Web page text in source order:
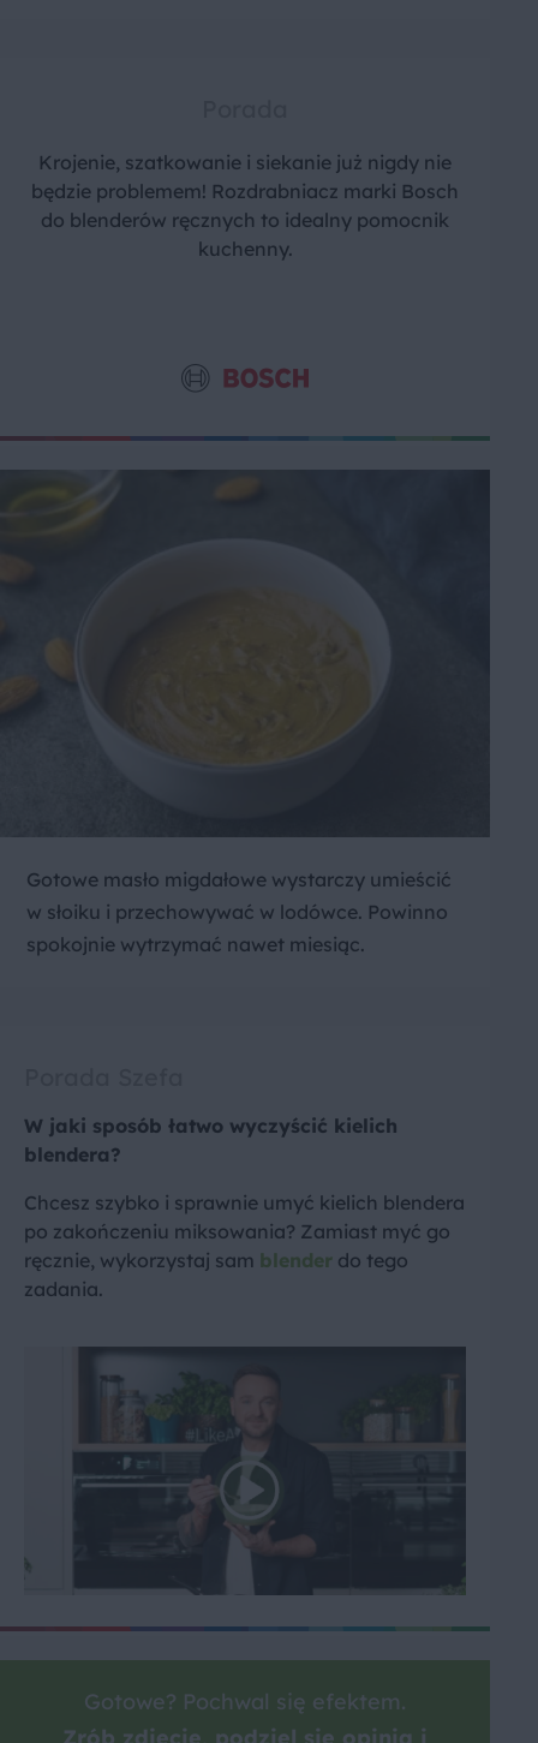
Krojenie, szatkowanie i siekanie już nigdy nie
będzie problemem! Rozdrabniacz marki Bosch
do blenderów ręcznych to idealny pomocnik
kuchenny.
Gotowe masło migdałowe wystarczy umieścić
w słoiku i przechowywać w lodówce. Powinno
spokojnie wytrzymać nawet miesiąc.
W jaki sposób łatwo wyczyścić kielich
blendera?
Chcesz szybko i sprawnie umyć kielich blendera
po zakończeniu miksowania? Zamiast myć go
ręcznie, wykorzystaj sam blender do tego
zadania.
Gotowe? Pochwal się efektem.